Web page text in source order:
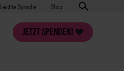
Leichte Sprache Shop
JETZT SPENDEN!